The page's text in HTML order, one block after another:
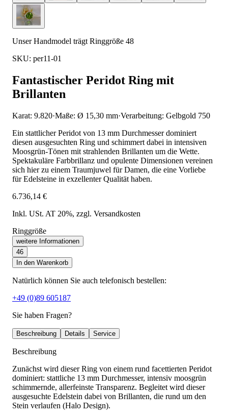
Unser Handmodel trägt Ringgröße 48
SKU: per11-01
Fantastischer Peridot Ring mit
Brillanten
Karat: 9.820·Maße: Ø 15,30 mm·Verarbeitung: Gelbgold 750
Ein stattlicher Peridot von 13 mm Durchmesser dominiert
diesen ausgesuchten Ring und schimmert dabei in intensiven
Moosgrün-Tönen mit strahlenden Brillanten um die Wette.
Spektakuläre Farbbrillanz und opulente Dimensionen vereinen
sich hier zu einem Traumjuwel für Damen, die eine Vorliebe
für Edelsteine in exzellenter Qualität haben.
6.736,14 €
Inkl. USt. AT 20%, zzgl. Versandkosten
Ringgröße
weitere Informationen
46
In den Warenkorb
Natürlich können Sie auch telefonisch bestellen:
+49 (0)89 605187
Sie haben Fragen?
Beschreibung Details Service
Beschreibung
Zunächst wird dieser Ring von einem rund facettierten Peridot
dominiert: stattliche 13 mm Durchmesser, intensiv moosgrün
schimmernde, allerfeinste Transparenz. Begleitet wird dieser
ausgesuchte Edelstein dabei von Brillanten, die rund um den
Stein verlaufen (Halo Design).